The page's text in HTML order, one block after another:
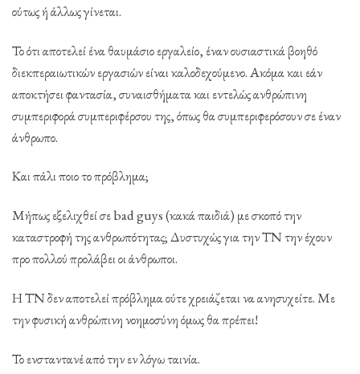
ούτως ή άλλως γίνεται.
Το ότι αποτελεί ένα θαυμάσιο εργαλείο, έναν ουσιαστικά βοηθό
διεκπεραιωτικών εργασιών είναι καλοδεχούμενο. Ακόμα και εάν
αποκτήσει φαντασία, συναισθήματα και εντελώς ανθρώπινη
συμπεριφορά συμπεριφέρσου της, όπως θα συμπεριφερόσουν σε έναν
άνθρωπο.
Και πάλι ποιο το πρόβλημα;
Μήπως εξελιχθεί σε bad guys (κακά παιδιά) με σκοπό την
καταστροφή της ανθρωπότητας; Δυστυχώς για την ΤΝ την έχουν
προ πολλού προλάβει οι άνθρωποι.
Η ΤΝ δεν αποτελεί πρόβλημα ούτε χρειάζεται να ανησυχείτε. Με
την φυσική ανθρώπινη νοημοσύνη όμως θα πρέπει!
Το ενσταντανέ από την εν λόγω ταινία.